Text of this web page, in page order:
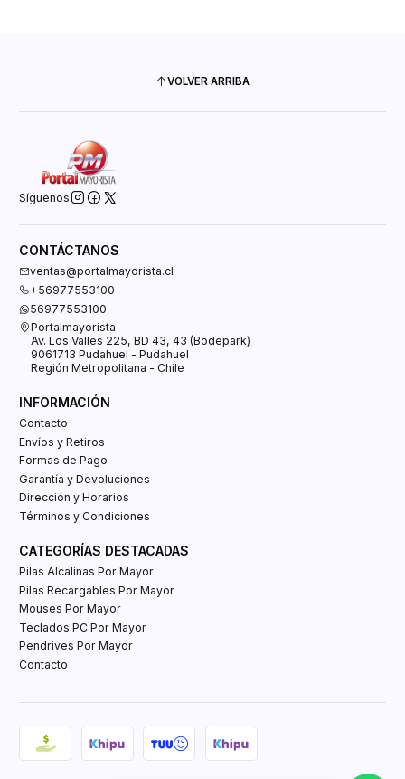
VOLVER ARRIBA
Síguenos
CONTÁCTANOS
ventas@portalmayorista.cl
+56977553100
56977553100
Portalmayorista
Av. Los Valles 225, BD 43, 43 (Bodepark)
9061713 Pudahuel - Pudahuel
Región Metropolitana - Chile
INFORMACIÓN
Contacto
Envíos y Retiros
Formas de Pago
Garantía y Devoluciones
Dirección y Horarios
Términos y Condiciones
CATEGORÍAS DESTACADAS
Pilas Alcalinas Por Mayor
Pilas Recargables Por Mayor
Mouses Por Mayor
Teclados PC Por Mayor
Pendrives Por Mayor
Contacto